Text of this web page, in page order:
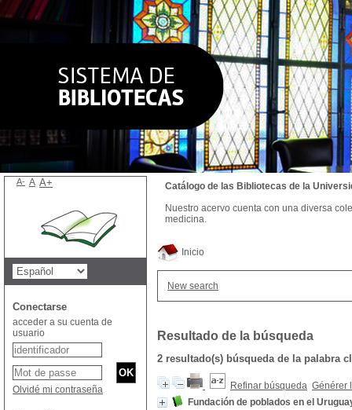
Inicio
New search
Resultado de la búsqueda
2 resultado(s) búsqueda de la palabra
Refinar búsqueda Générer
Fundación de poblados en el
Catálogo de las Bibliotecas de la
Nuestro acervo cuenta con una diversa
medicina.
A- A A+
Conectarse
acceder a su cuenta de
usuario
Olvidé mi contraseña